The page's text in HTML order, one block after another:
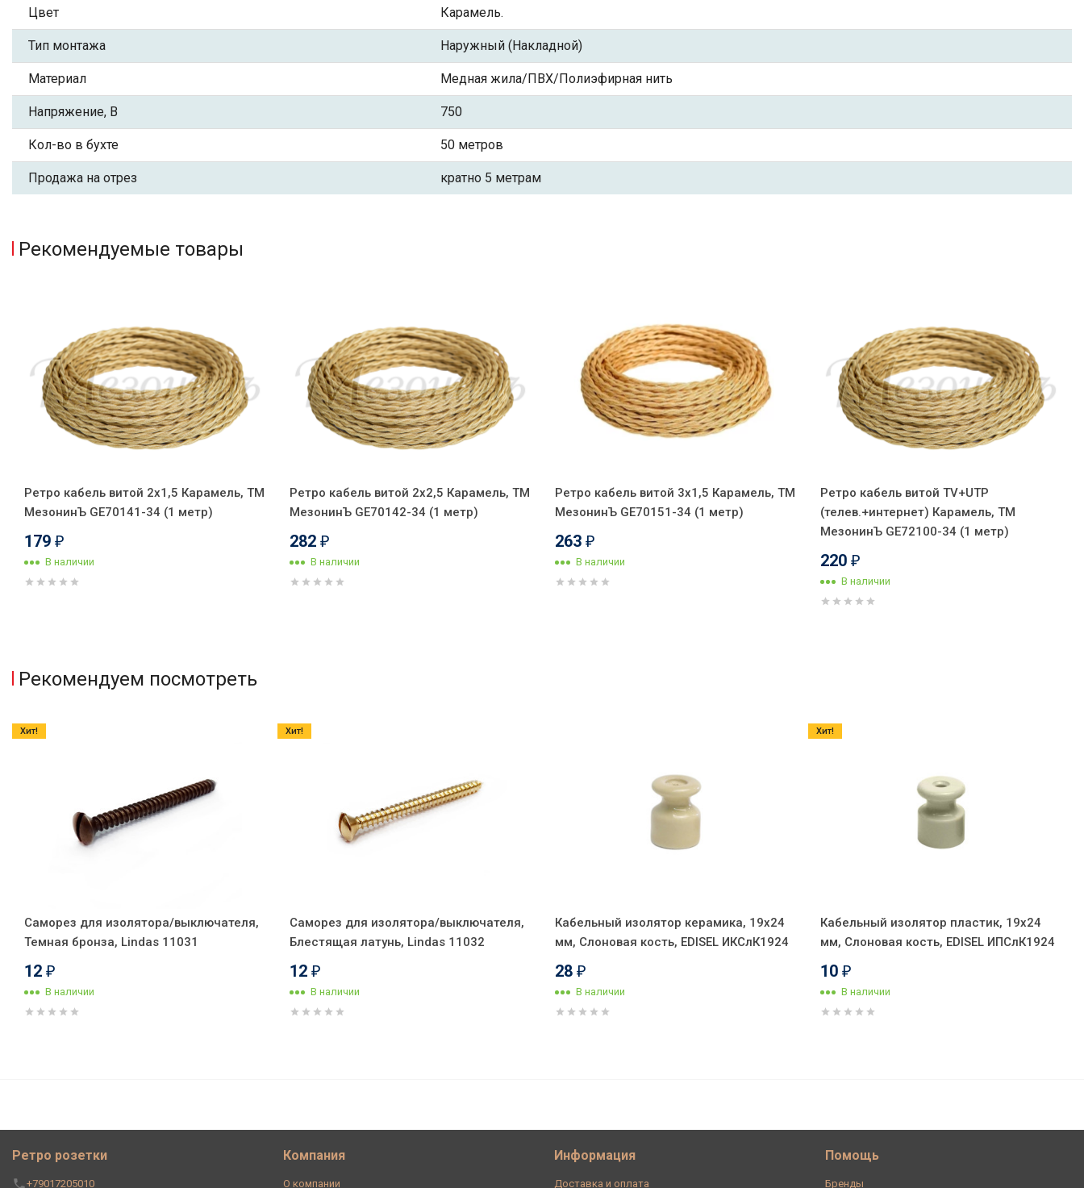
Цвет Карамель.
Тип монтажа Наружный (Накладной)
Материал Медная жила/ПВХ/Полиэфирная нить
Напряжение, В 750
Кол-во в бухте 50 метров
Продажа на отрез кратно 5 метрам
Рекомендуемые товары
Ретро кабель витой 2x1,5 Карамель, ТМ
МезонинЪ GE70141-34 (1 метр)
179 ₽
В наличии
Ретро кабель витой 2x2,5 Карамель, ТМ
МезонинЪ GE70142-34 (1 метр)
282 ₽
В наличии
Ретро кабель витой 3x1,5 Карамель, ТМ
МезонинЪ GE70151-34 (1 метр)
263 ₽
В наличии
Ретро кабель витой TV+UTP
(телев.+интернет) Карамель, ТМ
МезонинЪ GE72100-34 (1 метр)
220 ₽
В наличии
Рекомендуем посмотреть
Саморез для изолятора/выключателя,
Темная бронза, Lindas 11031
12 ₽
В наличии
Хит!
Саморез для изолятора/выключателя,
Блестящая латунь, Lindas 11032
12 ₽
В наличии
Хит!
Кабельный изолятор керамика, 19х24
мм, Слоновая кость, EDISEL ИКСлК1924
28 ₽
В наличии
Кабельный изолятор пластик, 19х24
мм, Слоновая кость, EDISEL ИПСлК1924
10 ₽
В наличии
Хит!
Ретро розетки
+79017205010
Компания
О компании
Информация
Доставка и оплата
Помощь
Бренды